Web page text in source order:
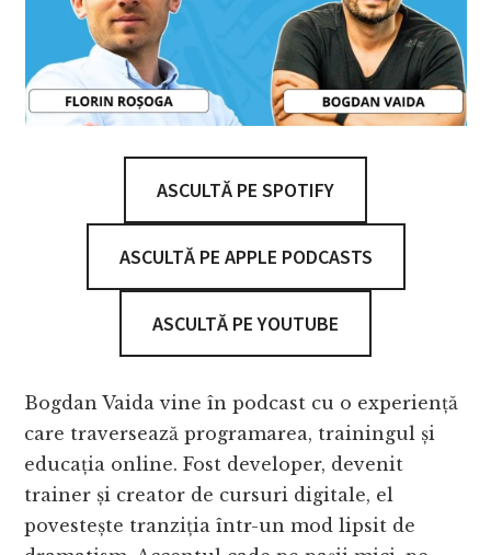
ASCULTĂ PE SPOTIFY
ASCULTĂ PE APPLE PODCASTS
ASCULTĂ PE YOUTUBE
Bogdan Vaida vine în podcast cu o experiență
care traversează programarea, trainingul și
educația online. Fost developer, devenit
trainer și creator de cursuri digitale, el
povestește tranziția într-un mod lipsit de